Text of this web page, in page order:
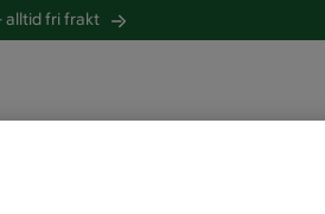
alltid fri frakt